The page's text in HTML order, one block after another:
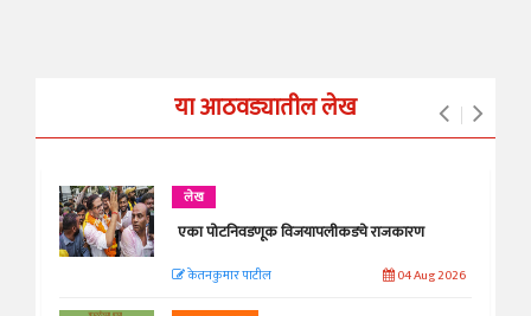
या आठवड्यातील लेख
लेख
एका पोटनिवडणूक विजयापलीकडचे राजकारण
केतनकुमार पाटील 04 Aug 2026